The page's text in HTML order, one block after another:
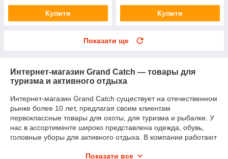
Купити Купити
Показати ще
Интернет-магазин Grand Catch — товары для
туризма и активного отдыха
Интернет-магазин Grand Catch существует на отечественном
рынке более 10 лет, предлагая своим клиентам
первоклассные товары для охоты, для туризма и рыбалки. У
нас в ассортименте широко представлена одежда, обувь,
головные уборы для активного отдыха. В компании работают
занимаются всеми этими увлечениями и прекрасно знают,
Показати все